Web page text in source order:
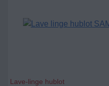
Lave-linge hublot